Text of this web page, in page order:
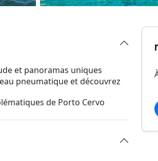
et panoramas uniques
pneumatique et découvrez
de Porto Cervo